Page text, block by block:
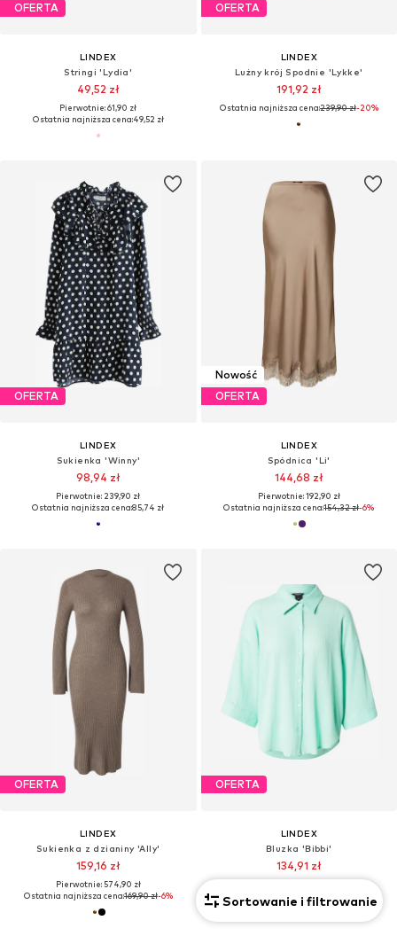
OFERTA
LINDEX
Stringi 'Lydia'
49,52 zł
Pierwotnie: 61,90 zł
Ostatnia najniższa cena:49,52 zł
OFERTA
LINDEX
Lużny krój Spodnie 'Lykke'
191,92 zł
Ostatnia najniższa cena:239,90 zł-20%
OFERTA
LINDEX
Sukienka 'Winny'
98,94 zł
Pierwotnie: 239,90 zł
Ostatnia najniższa cena:85,74 zł
Nowość
OFERTA
LINDEX
Spódnica 'Li'
144,68 zł
Pierwotnie: 192,90 zł
Ostatnia najniższa cena:154,32 zł-6%
OFERTA
LINDEX
Sukienka z dzianiny 'Ally'
159,16 zł
Pierwotnie: 574,90 zł
Ostatnia najniższa cena:169,90 zł-6%
OFERTA
LINDEX
Bluzka 'Bibbi'
134,91 zł
Ostatnia najniższa cena:
Sortowanie i filtrowanie